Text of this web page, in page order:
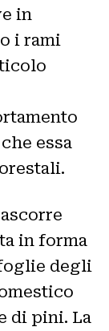
in
i rami
essa
in forma
degli
di pini. La